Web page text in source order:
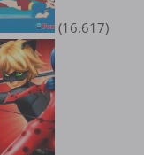
(16.617)